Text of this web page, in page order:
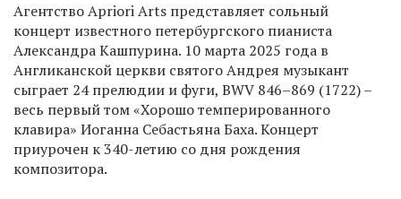
Агентство Apriori Arts представляет сольный
концерт известного петербургского пианиста
Александра Кашпурина. 10 марта 2025 года в
Англиканской церкви святого Андрея музыкант
сыграет 24 прелюдии и фуги, BWV 846–869 (1722) –
весь первый том «Хорошо темперированного
клавира» Иоганна Себастьяна Баха. Концерт
приурочен к 340-летию со дня рождения
композитора.